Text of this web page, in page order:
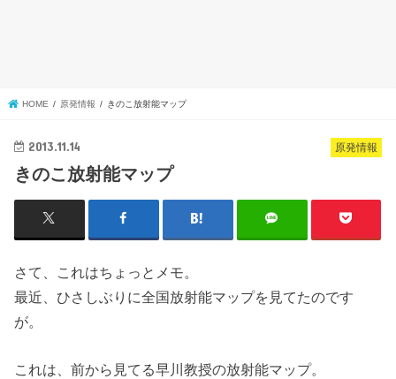
HOME 原発情報 きのこ放射能マップ
原発情報
2013.11.14
きのこ放射能マップ
さて、これはちょっとメモ。
最近、ひさしぶりに全国放射能マップを見てたのです
が。
これは、前から見てる早川教授の放射能マップ。